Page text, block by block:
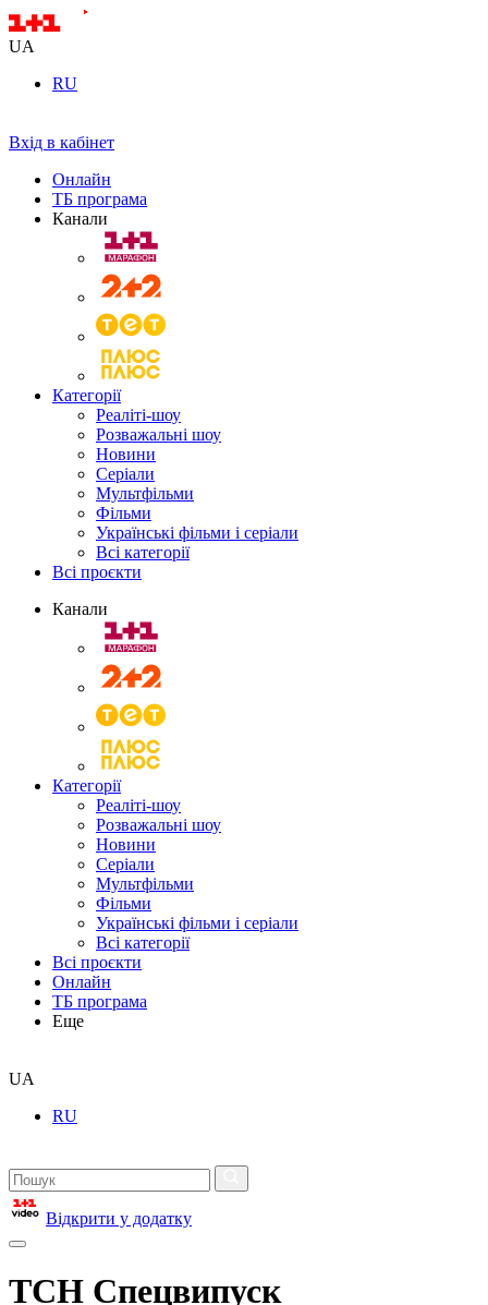
UA
RU
Вхід в кабінет
Онлайн
ТБ програма
Канали
Категорії
Реаліті-шоу
Розважальні шоу
Новини
Серіали
Мультфільми
Фільми
Українські фільми і серіали
Всі категорії
Всі проєкти
Канали
Категорії
Реаліті-шоу
Розважальні шоу
Новини
Серіали
Мультфільми
Фільми
Українські фільми і серіали
Всі категорії
Всі проєкти
Онлайн
ТБ програма
Еще
UA
RU
Відкрити у додатку
ТСН Спецвипуск